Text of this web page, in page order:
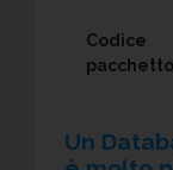
Codice
Un